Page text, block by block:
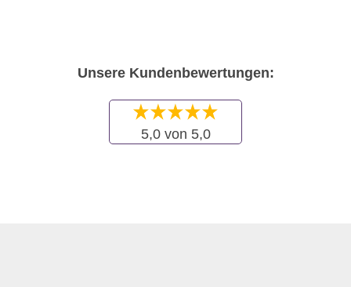
Unsere Kundenbewertungen:
5,0 von 5,0